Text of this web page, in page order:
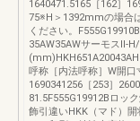
1640471.5165［162］
75※H＞1392mmの場合
ください。
35AW35AWサーモスⅡ-
呼称［内法呼称］W開口
1690341256［253］
81.5F555G19912Bロッ
飾引違いHKK（マド）